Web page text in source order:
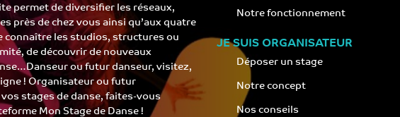
permet de diversifier les réseaux,
près de chez vous ainsi qu’aux quatre
connaître les studios, structures ou
de découvrir de nouveaux
ou futur danseur, visitez,
! Organisateur ou futur
stages de danse, faites-vous
Mon Stage de Danse !
Notre fonctionnement
JE SUIS ORGANISATEUR
Déposer un stage
Notre concept
Nos conseils